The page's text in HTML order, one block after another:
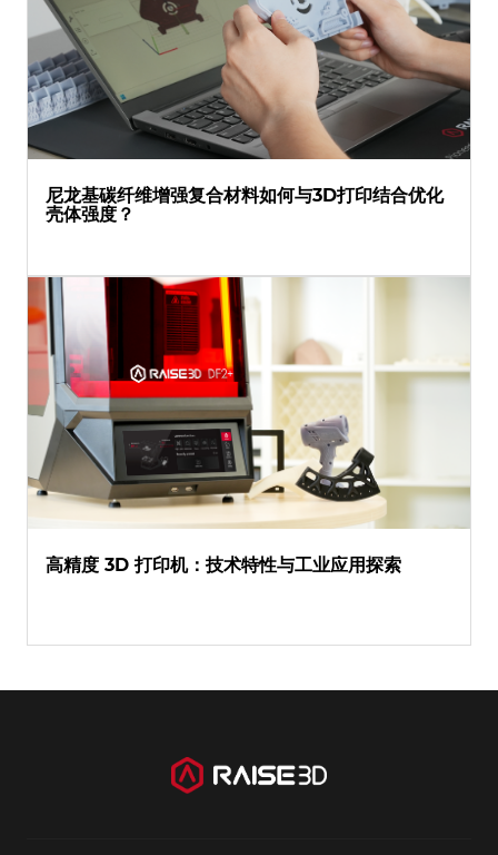
尼龙基碳纤维增强复合材料如何与3D打印结合优化
壳体强度？
高精度 3D 打印机：技术特性与工业应用探索